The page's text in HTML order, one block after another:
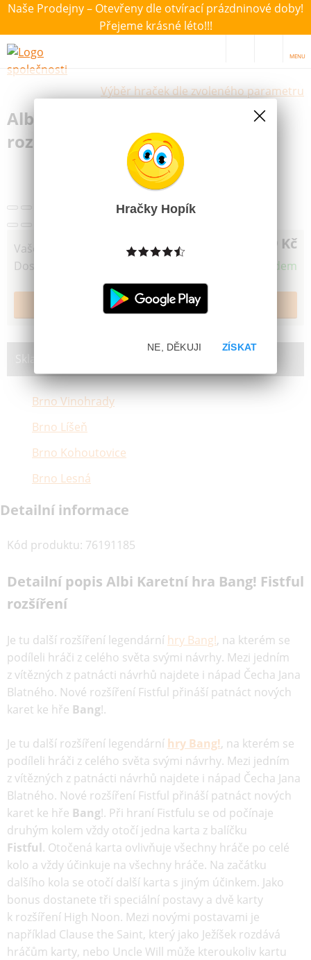
Naše Prodejny – Otevřeny dle otvírací prázdninové doby!
Přejeme krásné léto!!!
MENU
Výběr hraček dle zvoleného parametru
Albi Karetní hra Bang! Fistful
rozšíření
Další obrázky
Vaše cena 149 Kč
Dostupnost Skladem
Brno Vinohrady
Brno Líšeň
Brno Kohoutovice
Brno Lesná
Detailní informace
Kód produktu: 76191185
Detailní popis Albi Karetní hra Bang! Fistful
rozšíření
Je tu další rozšíření legendární hry Bang!, na kterém se
podíleli hráči z celého světa svými návrhy. Mezi jedním
z vítězných z patnácti návrhů najdete i nápad Čecha Jana
Blatného. Nové rozšíření Fistful přináší patnáct nových
karet ke hře Bang!.
Je tu další rozšíření legendární hry Bang!, na kterém se
podíleli hráči z celého světa svými návrhy. Mezi jedním
z vítězných z patnácti návrhů najdete i nápad Čecha Jana
Blatného. Nové rozšíření Fistful přináší patnáct nových
karet ke hře Bang!. Při hraní Fistfulu se od počínaje
druhým kolem vždy otočí jedna karta z balíčku
Fistful. Otočená karta ovlivňuje všechny hráče po celé
kolo a vždy účinkuje na všechny hráče. Na začátku
dalšího kola se otočí další karta s jiným účinkem. Jako
bonus dostanete tři speciální postavy a dvě karty
k rozšíření High Noon. Mezi novými postavami je
například Clause the Saint, který jako Ježíšek rozdává
hráčům karty, nebo Uncle Will může kteroukoliv kartu
Hračky Hopík
ZÍSKAT
NE, DĚKUJI